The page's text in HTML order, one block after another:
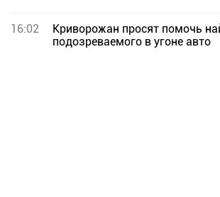
16:02
Криворожан просят помочь
подозреваемого в угоне авто